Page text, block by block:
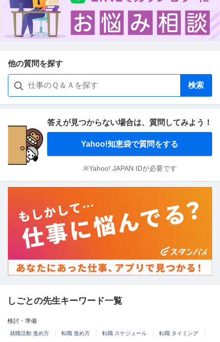
他の質問を探す
検索
答えが見つからない場合は、 質問してみよう！
Yahoo!知恵袋で質問をする
※Yahoo! JAPAN IDが必要です
しごとの先生キーワード一覧
検討・準備
就職活動 進め方 転職 進め方 転職 スケジュール
転職 タイミング